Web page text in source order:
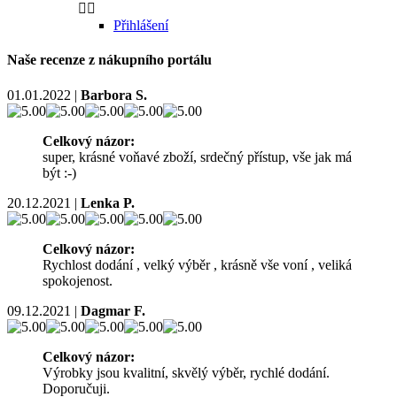
 
Přihlášení
Naše recenze z nákupního portálu
01.01.2022 | Barbora S.
Celkový názor:
super, krásné voňavé zboží, srdečný přístup, vše jak má
být :-)
20.12.2021 | Lenka P.
Celkový názor:
Rychlost dodání , velký výběr , krásně vše voní , veliká
spokojenost.
09.12.2021 | Dagmar F.
Celkový názor:
Výrobky jsou kvalitní, skvělý výběr, rychlé dodání.
Doporučuji.